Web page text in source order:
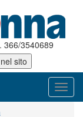
366/3540689